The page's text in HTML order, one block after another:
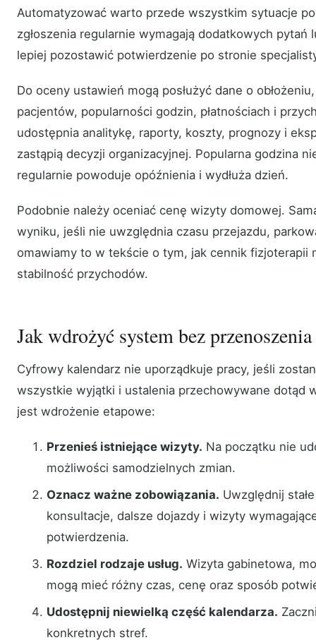
Automatyzować warto przede wszystkim sytuacje
zgłoszenia regularnie wymagają dodatkowych pytań
lepiej pozostawić potwierdzenie po stronie
Do oceny ustawień mogą posłużyć dane o
pacjentów, popularności godzin, płatnościach i
udostępnia analitykę, raporty, koszty, prognozy i
zastąpią decyzji organizacyjnej. Popularna godzina
regularnie powoduje opóźnienia i wydłuża dzień.
Podobnie należy oceniać cenę wizyty domowej.
wyniku, jeśli nie uwzględnia czasu przejazdu,
omawiamy to w tekście o tym, jak cennik fizjoterapii
stabilność przychodów.
Jak wdrożyć system bez
Cyfrowy kalendarz nie uporządkuje pracy, jeśli
wszystkie wyjątki i ustalenia przechowywane dotąd
jest wdrożenie etapowe:
Przenieś istniejące wizyty. Na początku nie
możliwości samodzielnych zmian.
Oznacz ważne zobowiązania. Uwzględnij
konsultacje, dalsze dojazdy i wizyty
potwierdzenia.
Rozdziel rodzaje usług. Wizyta gabinetowa,
mogą mieć różny czas, cenę oraz sposób
Udostępnij niewielką część kalendarza.
konkretnych stref.